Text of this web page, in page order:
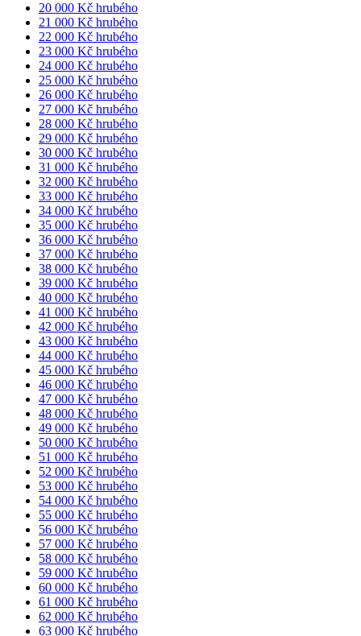
20 000 Kč hrubého
21 000 Kč hrubého
22 000 Kč hrubého
23 000 Kč hrubého
24 000 Kč hrubého
25 000 Kč hrubého
26 000 Kč hrubého
27 000 Kč hrubého
28 000 Kč hrubého
29 000 Kč hrubého
30 000 Kč hrubého
31 000 Kč hrubého
32 000 Kč hrubého
33 000 Kč hrubého
34 000 Kč hrubého
35 000 Kč hrubého
36 000 Kč hrubého
37 000 Kč hrubého
38 000 Kč hrubého
39 000 Kč hrubého
40 000 Kč hrubého
41 000 Kč hrubého
42 000 Kč hrubého
43 000 Kč hrubého
44 000 Kč hrubého
45 000 Kč hrubého
46 000 Kč hrubého
47 000 Kč hrubého
48 000 Kč hrubého
49 000 Kč hrubého
50 000 Kč hrubého
51 000 Kč hrubého
52 000 Kč hrubého
53 000 Kč hrubého
54 000 Kč hrubého
55 000 Kč hrubého
56 000 Kč hrubého
57 000 Kč hrubého
58 000 Kč hrubého
59 000 Kč hrubého
60 000 Kč hrubého
61 000 Kč hrubého
62 000 Kč hrubého
63 000 Kč hrubého